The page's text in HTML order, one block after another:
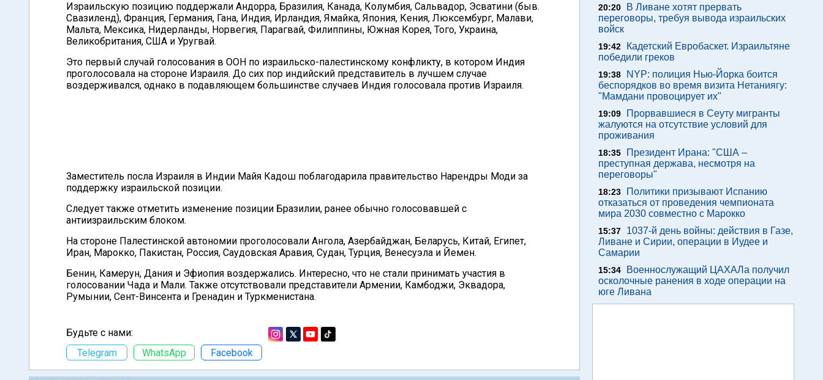
Израильскую позицию поддержали Андорра, Бразилия, Канада, Колумбия, Сальвадор, Эсватини (быв.
Свазиленд), Франция, Германия, Гана, Индия, Ирландия, Ямайка, Япония, Кения, Люксембург, Малави,
Мальта, Мексика, Нидерланды, Норвегия, Парагвай, Филиппины, Южная Корея, Того, Украина,
Великобритания, США и Уругвай.
Это первый случай голосования в ООН по израильско-палестинскому конфликту, в котором Индия
проголосовала на стороне Израиля. До сих пор индийский представитель в лучшем случае
воздерживался, однако в подавляющем большинстве случаев Индия голосовала против Израиля.
Заместитель посла Израиля в Индии Майя Кадош поблагодарила правительство Нарендры Моди за
поддержку израильской позиции.
Следует также отметить изменение позиции Бразилии, ранее обычно голосовавшей с
антиизраильским блоком.
На стороне Палестинской автономии проголосовали Ангола, Азербайджан, Беларусь, Китай, Египет,
Иран, Марокко, Пакистан, Россия, Саудовская Аравия, Судан, Турция, Венесуэла и Йемен.
Бенин, Камерун, Дания и Эфиопия воздержались. Интересно, что не стали принимать участия в
голосовании Чада и Мали. Также отсутствовали представители Армении, Камбоджи, Эквадора,
Румынии, Сент-Винсента и Гренадин и Туркменистана.
Будьте с нами:
Telegram
WhatsApp Facebook
20:20
В Ливане хотят прервать
переговоры, требуя вывода израильских
войск
19:42
Кадетский Евробаскет. Израильтяне
победили греков
19:38
NYP: полиция Нью-Йорка боится
беспорядков во время визита Нетаниягу:
"Мамдани провоцирует их"
19:09
Прорвавшиеся в Сеуту мигранты
жалуются на отсутствие условий для
проживания
18:35
Президент Ирана: "США –
преступная держава, несмотря на
переговоры"
18:23
Политики призывают Испанию
отказаться от проведения чемпионата
мира 2030 совместно с Марокко
15:37
1037-й день войны: действия в Газе,
Ливане и Сирии, операции в Иудее и
Самарии
15:34
Военнослужащий ЦАХАЛа получил
осколочные ранения в ходе операции на
юге Ливана